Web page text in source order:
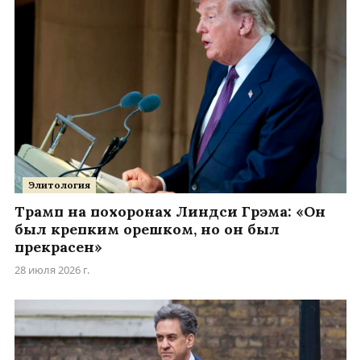
Элитология
Трамп на похоронах Линдси Грэма: «Он
был крепким орешком, но он был
прекрасен»
28 июля 2026 г.